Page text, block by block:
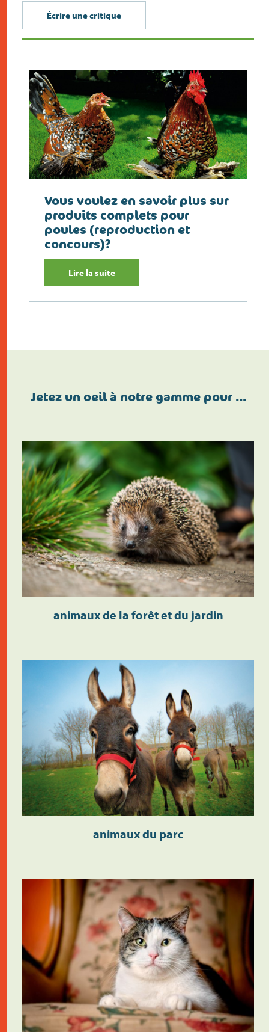
Écrire une critique
Vous voulez en savoir plus sur
produits complets pour
poules (reproduction et
concours)?
Lire la suite
Jetez un oeil à notre gamme pour …
animaux de la forêt et du jardin
animaux du parc